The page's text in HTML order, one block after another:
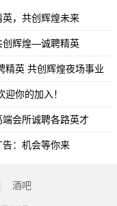
，共创辉煌未来
创辉煌—诚聘精英
精英 共创辉煌夜场事业
你的加入！
会所诚聘各路英才
：机会等你来
酒吧